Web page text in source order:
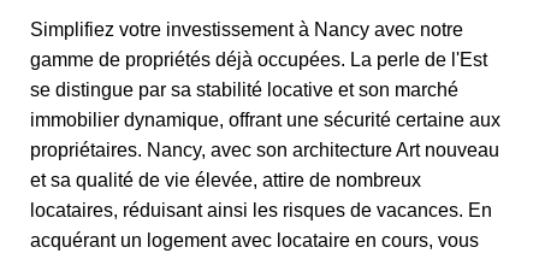
Simplifiez votre investissement à Nancy avec notre
gamme de propriétés déjà occupées. La perle de l'Est
se distingue par sa stabilité locative et son marché
immobilier dynamique, offrant une sécurité certaine aux
propriétaires. Nancy, avec son architecture Art nouveau
et sa qualité de vie élevée, attire de nombreux
locataires, réduisant ainsi les risques de vacances. En
acquérant un logement avec locataire en cours, vous